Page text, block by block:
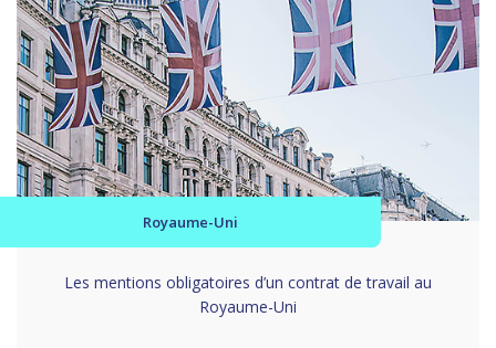
Royaume-Uni
Les mentions obligatoires d’un contrat de travail au
Royaume-Uni